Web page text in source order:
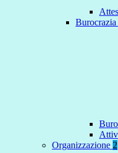
Burocrazia
Organizzazione 2